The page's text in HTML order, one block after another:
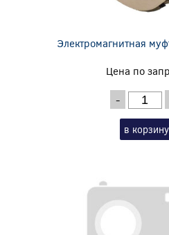
Электромагнитная
Цена по
-
в корзину